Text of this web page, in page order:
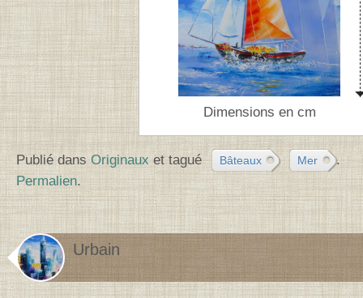
Dimensions en cm
Publié dansOriginaux et tagué Bâteaux Mer
.
Permalien.
Urbain